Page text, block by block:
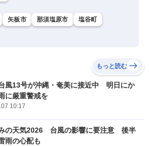
矢板市 那須塩原市
塩谷町
もっと読む
風13号が沖縄・奄美に接近中 明日にか
に厳重警戒を
10:17
の天気2026 台風の影響に要注意 後半
雨の心配も